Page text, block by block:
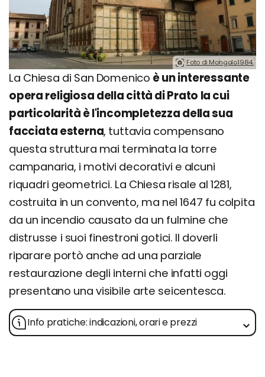
Foto di Mongolo1984.
La Chiesa di San Domenico è un interessante
opera religiosa della città di Prato la cui
particolarità è l'incompletezza della sua
facciata esterna, tuttavia compensano
questa struttura mai terminata la torre
campanaria, i motivi decorativi e alcuni
riquadri geometrici. La Chiesa risale al 1281,
costruita in un convento, ma nel 1647 fu colpita
da un incendio causato da un fulmine che
distrusse i suoi finestroni gotici. Il doverli
riparare portò anche ad una parziale
restaurazione degli interni che infatti oggi
presentano una visibile arte seicentesca.
Info pratiche: indicazioni, orari e prezzi